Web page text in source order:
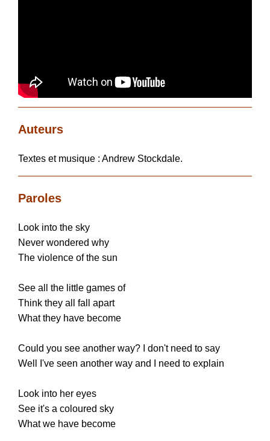
Auteurs
Textes et musique : Andrew Stockdale.
Paroles
Look into the sky
Never wondered why
The violence of the sun
See all the little games of
Think they all fall apart
What they have become
Could you see another way? I don't need to say
Well I've seen another way and I need to explain
Look into her eyes
See it's a coloured sky
What we have become